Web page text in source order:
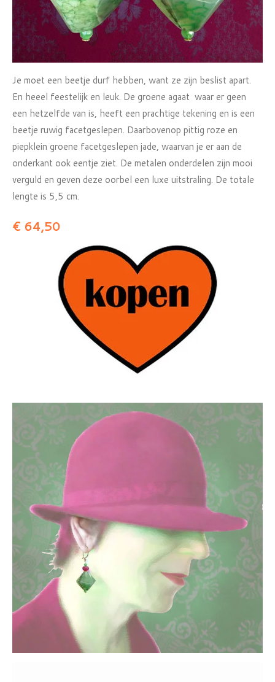
Je moet een beetje durf hebben, want ze zijn beslist apart.
En heeel feestelijk en leuk. De groene agaat waar er geen
een hetzelfde van is, heeft een prachtige tekening en is een
beetje ruwig facetgeslepen. Daarbovenop pittig roze en
piepklein groene facetgeslepen jade, waarvan je er aan de
onderkant ook eentje ziet. De metalen onderdelen zijn mooi
verguld en geven deze oorbel een luxe uitstraling. De totale
lengte is 5,5 cm.
€ 64,50